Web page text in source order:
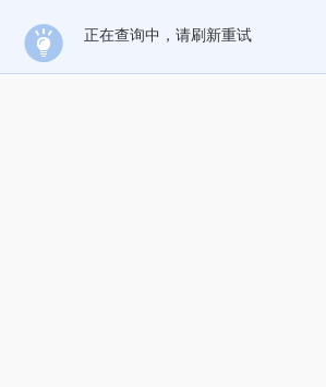
正在查询中，请刷新重试